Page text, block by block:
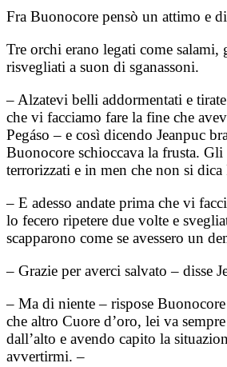
Fra Buonocore pensò un attimo e
Tre orchi erano legati come
risvegliati a suon di sganassoni.
– Alzatevi belli addormentati e
che vi facciamo fare la fine che
Pegáso – e così dicendo Jeanpuc
Buonocore schioccava la frusta.
terrorizzati e in men che non si dica
– E adesso andate prima che vi
lo fecero ripetere due volte e
scapparono come se avessero un
– Grazie per averci salvato – disse
– Ma di niente – rispose
che altro Cuore d’oro, lei va
dall’alto e avendo capito la
avvertirmi. –